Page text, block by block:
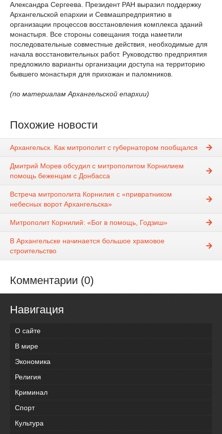
Александра Сергеева. Президент РАН выразил поддержку
Архангельской епархии и Севмашпредприятию в
организации процессов восстановления комплекса зданий
монастыря. Все стороны совещания тогда наметили
последовательные совместные действия, необходимые для
начала восстановительных работ. Руководство предприятия
предложило варианты организации доступа на территорию
бывшего монастыря для прихожан и паломников.
(по материалам Архангельской епархии)
Похожие новости
Архангельск. Как митрополит с губернатором пообщался
Дмитрий Морев обсудил с митрополитом Корнилием
помощь беженцам с Донбасса
Встреча митрополита Корнилия с «привратником
небесных ворот Архангельска»
Митрополит Корнилий: «Бог в помощь, Годзиш»
В Архангельске начинается большое храмовое
строительство
Комментарии (0)
Навигация
О сайте
В мире
Экономика
Религия
Криминал
Спорт
Культура